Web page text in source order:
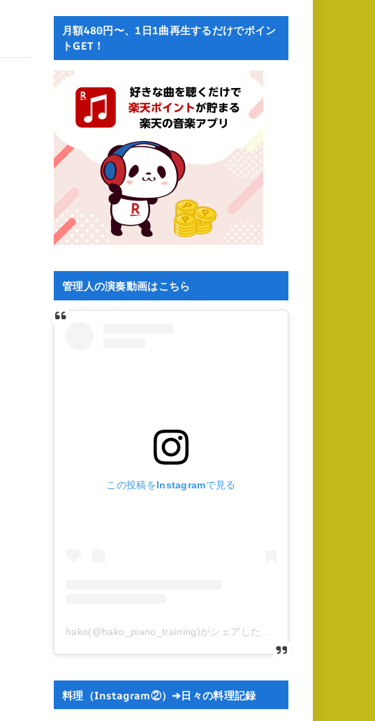
月額480円〜、1日1曲再生するだけでポイン
トGET！
管理人の演奏動画はこちら
この投稿をInstagramで見る
hako(@hako_piano_training)がシェアした投稿
料理（Instagram②）➔日々の料理記録